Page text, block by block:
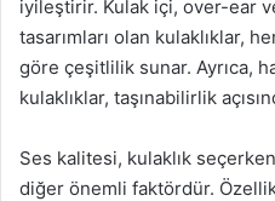
iyileştirir. Kulak içi, over-ear
tasarımları olan kulaklıklar,
göre çeşitlilik sunar. Ayrıca,
kulaklıklar, taşınabilirlik
Ses kalitesi, kulaklık
diğer önemli faktördür.